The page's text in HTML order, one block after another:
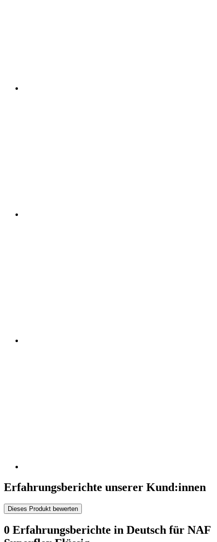
Erfahrungsberichte unserer Kund:innen
Dieses Produkt bewerten
0 Erfahrungsberichte in Deutsch für NAF